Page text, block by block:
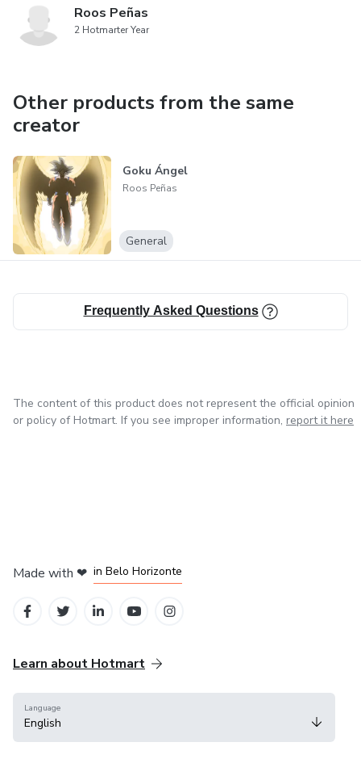
Roos Peñas
2 Hotmarter Year
Other products from the same
creator
Goku Ángel
Roos Peñas
General
Frequently Asked Questions
The content of this product does not represent the official opinion
or policy of Hotmart. If you see improper information, report it here
Made with ❤ in Belo Horizonte
Learn about Hotmart
Language
English